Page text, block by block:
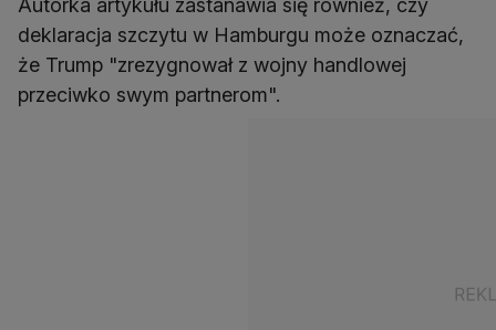
Autorka artykułu zastanawia się również, czy
deklaracja szczytu w Hamburgu może oznaczać,
że Trump "zrezygnował z wojny handlowej
przeciwko swym partnerom".